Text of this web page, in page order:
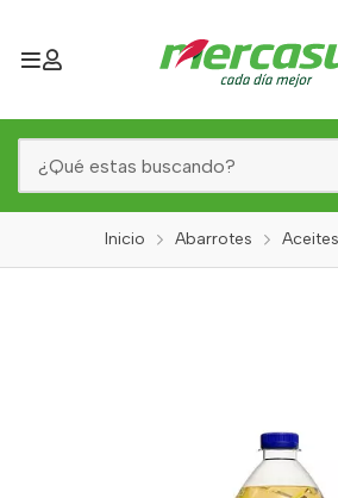
Inicio Abarrotes